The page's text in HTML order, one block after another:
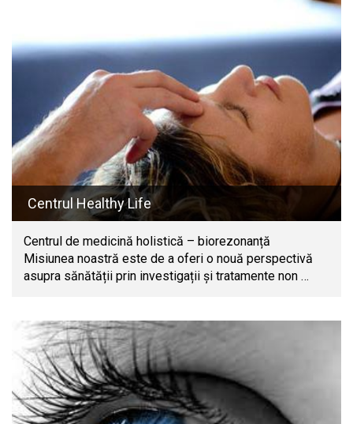
Centrul Healthy Life
Centrul de medicină holistică – biorezonanță
Misiunea noastră este de a oferi o nouă perspectivă
asupra sănătății prin investigații și tratamente non …